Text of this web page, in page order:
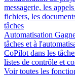
messagerie, les
fichiers, les
tâches
Automatisation
tâches et à
CoPilot dans les
listes de contrôle et
Voir toutes les